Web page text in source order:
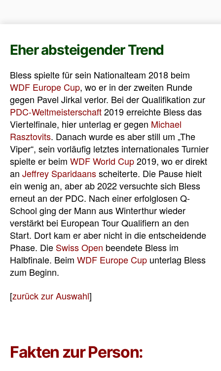
Eher absteigender Trend
Bless spielte für sein Nationalteam 2018 beim
WDF Europe Cup, wo er in der zweiten Runde
gegen Pavel Jirkal verlor. Bei der Qualifikation zur
PDC-Weltmeisterschaft2019 erreichte Bless das
Viertelfinale, hier unterlag er gegen Michael
Rasztovits. Danach wurde es aber still um „The
Viper“, sein vorläufig letztes internationales Turnier
spielte er beim WDF World Cup2019, wo er direkt
an Jeffrey Sparidaansscheiterte. Die Pause hielt
ein wenig an, aber ab 2022 versuchte sich Bless
erneut an der PDC. Nach einer erfolglosen Q-
School ging der Mann aus Winterthur wieder
verstärkt bei European Tour Qualifiern an den
Start. Dort kam er aber nicht in die entscheidende
Phase. Die Swiss Open beendete Bless im
Halbfinale. Beim WDF Europe Cup unterlag Bless
zum Beginn.
[zurück zur Auswahl]
Fakten zur Person: